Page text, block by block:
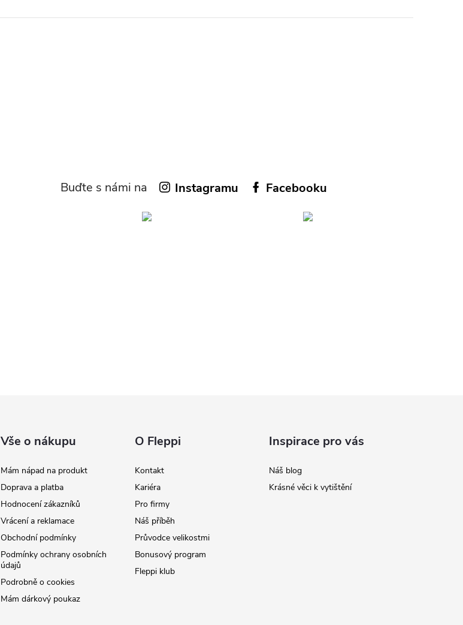
Buďte s námi na Instagramu Facebooku
Vše o nákupu
Mám nápad na produkt
Doprava a platba
Hodnocení zákazníků
Vrácení a reklamace
Obchodní podmínky
Podmínky ochrany osobních
údajů
Podrobně o cookies
Mám dárkový poukaz
O Fleppi
Kontakt
Kariéra
Pro firmy
Náš příběh
Průvodce velikostmi
Bonusový program
Fleppi klub
Inspirace pro vás
Náš blog
Krásné věci k vytištění